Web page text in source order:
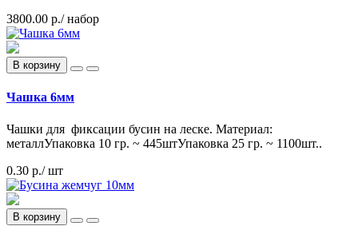
3800.00 р./ набор
В корзину
Чашка 6мм
Чашки для фиксации бусин на леске. Материал:
металлУпаковка 10 гр. ~ 445штУпаковка 25 гр. ~ 1100шт..
0.30 р./ шт
В корзину